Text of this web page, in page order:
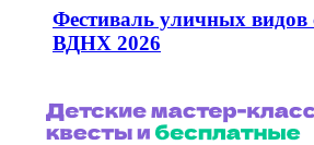
Фестиваль уличных видов
ВДНХ 2026